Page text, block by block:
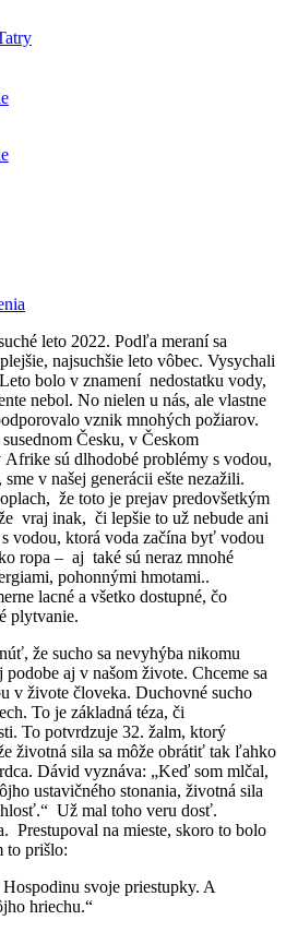
leto 2022. Podľa meraní sa
najsuchšie leto vôbec. Vysychali
bolo v znamení nedostatku vody,
nebol. No nielen u nás, ale vlastne
vznik mnohých požiarov.
Česku, v Českom
sú dlhodobé problémy s vodou,
v našej generácii ešte nezažili.
že toto je prejav predovšetkým
vraj inak, či lepšie to už nebude ani
vodou, ktorá voda začína byť vodou
ropa – aj také sú neraz mnohé
pohonnými hmotami..
lacné a všetko dostupné, čo
plytvanie.
že sucho sa nevyhýba nikomu
aj v našom živote. Chceme sa
v živote človeka. Duchovné sucho
To je základná téza, či
To potvrdzuje 32. žalm, ktorý
životná sila sa môže obrátiť tak ľahko
Dávid vyznáva: „Keď som mlčal,
ustavičného stonania, životná sila
Už mal toho veru dosť.
Prestupoval na mieste, skoro to bolo
to prišlo:
svoje priestupky. A
hriechu.“